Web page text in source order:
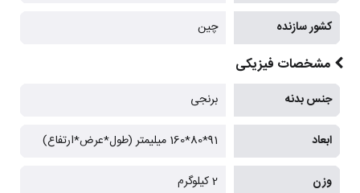
کشور سازنده چین
مشخصات فیزیکی
جنس بدنه برنجی
ابعاد 91*80*160 میلیمتر (طول*عرض*ارتفاع)
وزن 2 کیلوگرم